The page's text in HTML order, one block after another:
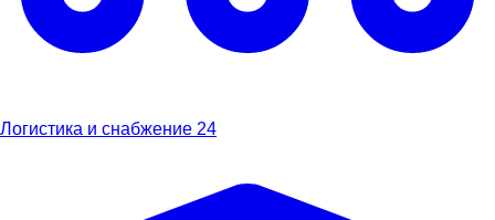
Логистика и снабжение 24